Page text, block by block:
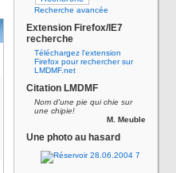
Recherche avancée
Extension Firefox/IE7
recherche
Téléchargez l'extension
Firefox pour rechercher sur
LMDMF.net
Citation LMDMF
Nom d'une pie qui chie sur
une chipie!
M. Meuble
Une photo au hasard